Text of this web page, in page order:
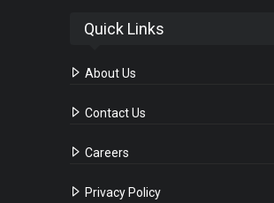
Quick Links
About Us
Contact Us
Careers
Privacy Policy